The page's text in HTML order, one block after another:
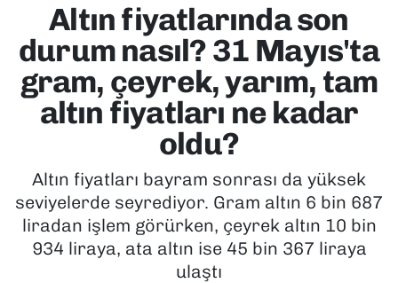
Altın fiyatlarında son
durum nasıl? 31 Mayıs'ta
gram, çeyrek, yarım, tam
altın fiyatları ne kadar
oldu?
Altın fiyatları bayram sonrası da yüksek
seviyelerde seyrediyor. Gram altın 6 bin 687
liradan işlem görürken, çeyrek altın 10 bin
934 liraya, ata altın ise 45 bin 367 liraya
ulaştı
EKONOMİ
KÜLTÜR SANAT
MAGAZİN
POLİTİKA
SAĞLIK
Tüm Manşetler
Son Dakika Haberleri
Haber Arşivi